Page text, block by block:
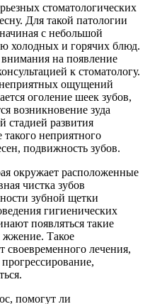
стоматологических
Для такой патологии
с небольшой
холодных и горячих блюд.
на появление
к стоматологу.
ощущений
оголение шеек зубов,
возникновение зуда
стадией развития
такого неприятного
подвижность зубов.
окружает расположенные
чистка зубов
зубной щетки
гигиенических
появляться такие
жжение. Такое
своевременного лечения,
помогут ли